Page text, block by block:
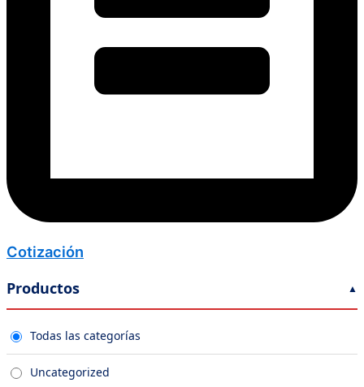
Cotización
Productos
Todas las categorías
Uncategorized